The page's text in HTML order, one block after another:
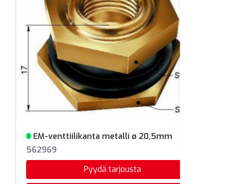
Varastossa
EM-venttiilikanta metalli ø 20,5mm
562969
Pyydä tarjousta